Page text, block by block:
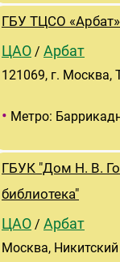
ГБУ ТЦСО «Арбат»
ЦАО / Арбат
121069, г. Москва,
• Метро:
ГБУК "Дом Н. В.
библиотека"
ЦАО / Арбат
Москва,